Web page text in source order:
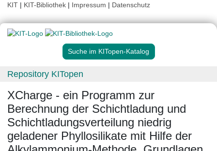
KIT | KIT-Bibliothek | Impressum | Datenschutz
Suche im KITopen-Katalog
Repository KITopen
XCharge - ein Programm zur
Berechnung der Schichtladung und
Schichtladungsverteilung niedrig
geladener Phyllosilikate mit Hilfe der